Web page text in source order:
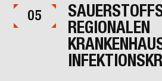
05
REGIONALEN